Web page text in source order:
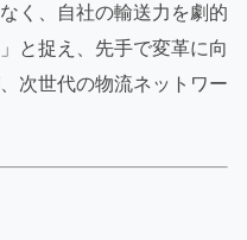
く、自社の輸送力を劇的
と捉え、先手で変革に向
次世代の物流ネットワー